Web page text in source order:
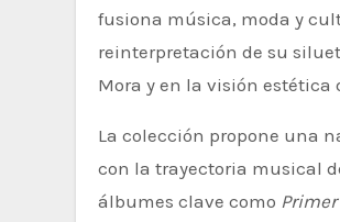
fusiona música, moda y
reinterpretación de su
Mora y en la visión estética
La colección propone una
con la trayectoria musical
álbumes clave como